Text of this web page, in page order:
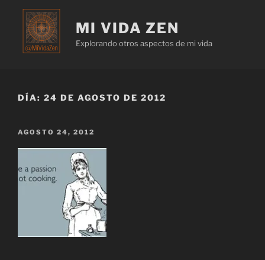
MI VIDA ZEN
Explorando otros aspectos de mi vida
DÍA: 24 DE AGOSTO DE 2012
AGOSTO 24, 2012